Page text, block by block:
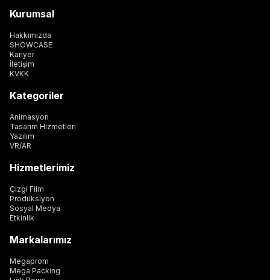
Kurumsal
Hakkımızda
SHOWCASE
Kariyer
İletişim
KVKK
Kategoriler
Animasyon
Tasarım Hizmetleri
Yazılım
VR/AR
Hizmetlerimiz
Çizgi Film
Prodüksiyon
Sosyal Medya
Etkinlik
Markalarımız
Megaprom
Mega Packing